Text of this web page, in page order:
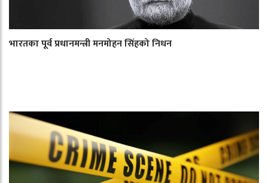
भारतका पूर्व प्रधानमन्त्री मनमोहन सिंहको निधन